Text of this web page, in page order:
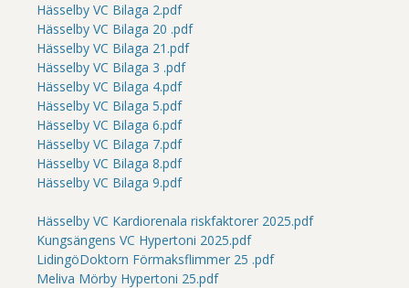
Hässelby VC Bilaga 2.pdf
Hässelby VC Bilaga 20 .pdf
Hässelby VC Bilaga 21.pdf
Hässelby VC Bilaga 3 .pdf
Hässelby VC Bilaga 4.pdf
Hässelby VC Bilaga 5.pdf
Hässelby VC Bilaga 6.pdf
Hässelby VC Bilaga 7.pdf
Hässelby VC Bilaga 8.pdf
Hässelby VC Bilaga 9.pdf
Hässelby VC Kardiorenala riskfaktorer 2025.pdf
Kungsängens VC Hypertoni 2025.pdf
LidingöDoktorn Förmaksflimmer 25 .pdf
Meliva Mörby Hypertoni 25.pdf